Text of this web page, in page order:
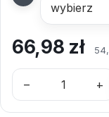
66,98 zł
– +